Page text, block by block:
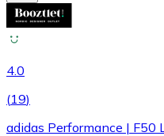
4.0
(19)
adidas Performance | F50